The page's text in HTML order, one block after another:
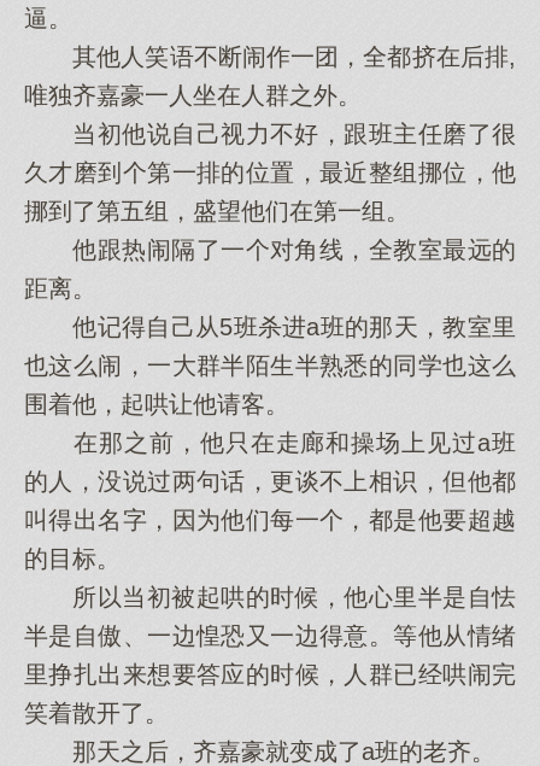
逼。
其他人笑语不断闹作一团，全都挤在后排,
唯独齐嘉豪一人坐在人群之外。
当初他说自己视力不好，跟班主任磨了很
久才磨到个第一排的位置，最近整组挪位，他
挪到了第五组，盛望他们在第一组。
他跟热闹隔了一个对角线，全教室最远的
距离。
他记得自己从5班杀进a班的那天，教室里
也这么闹，一大群半陌生半熟悉的同学也这么
围着他，起哄让他请客。
在那之前，他只在走廊和操场上见过a班
的人，没说过两句话，更谈不上相识，但他都
叫得出名字，因为他们每一个，都是他要超越
的目标。
所以当初被起哄的时候，他心里半是自怯
半是自傲、一边惶恐又一边得意。等他从情绪
里挣扎出来想要答应的时候，人群已经哄闹完
笑着散开了。
那天之后，齐嘉豪就变成了a班的老齐。